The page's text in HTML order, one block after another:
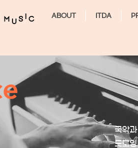
ABOUT ITDA
국악
드로